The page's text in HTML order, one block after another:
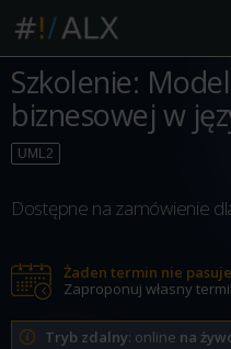
Szkolenie:
biznesowej w
UML2
Dostępne na zamówienie
Żaden termin nie
Zaproponuj własny
Tryb zdalny: online na